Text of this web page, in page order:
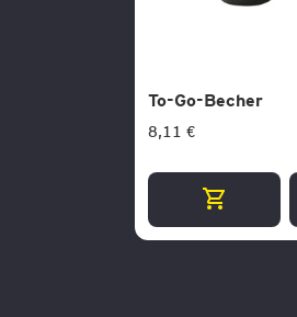
To-Go-Becher
8,11 €